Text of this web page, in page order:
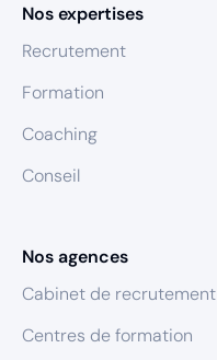
Nos expertises
Recrutement
Formation
Coaching
Conseil
Nos agences
Cabinet de recrutement
Centres de formation